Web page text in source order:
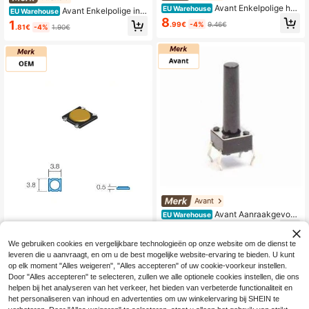
EU Warehouse Avant Enkelpolige inb
ouw-aan/uit-drukknop Electro DH
Zwarte behuizing en rode knop 11.4
1.81€ -4% 1.90€
EU Warehouse OEM SMD-aanraakdr
ukknop 3,8 x 3,8 mm
1 over
6.16€ -4% 6.48€
EU Warehouse Avant Enkelpolige hen
delschakelaar AAN/UIT 10A/250Va
c Schroefklemmen
8.99€ -4% 9.46€
Avant
EU Warehouse Avant Aanraakgevoeli
ge drukknop 6x6mm 4 pinnen Total
We gebruiken cookies en vergelijkbare technologieën op onze website om de dienst te
leveren die u aanvraagt, en om u de best mogelijke website-ervaring te bieden. U kunt
op elk moment "Alles weigeren", "Alles accepteren" of uw cookie-voorkeur instellen.
Door "Alles accepteren" te selecteren, zullen we alle optionele cookies instellen, die ons
helpen bij het analyseren van het verkeer, het bieden van verbeterde functionaliteit en
het personaliseren van inhoud en advertenties om uw winkelervaring bij SHEIN te